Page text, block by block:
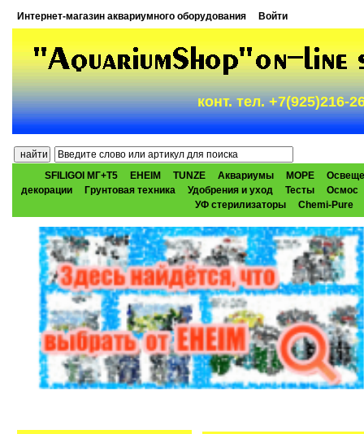
Интернет-магазин аквариумного оборудования Войти
конт. тел. +7(925)216-
SFILIGOI МГ+Т5 EHEIM TUNZE Аквариумы МОРЕ
декорации
Грунтовая техника Удобрения и уход Тесты
Осмос
УФ стерилизаторы
Chemi-Pure